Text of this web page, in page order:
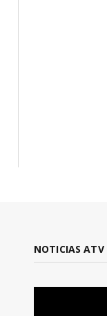
NOTICIAS ATV